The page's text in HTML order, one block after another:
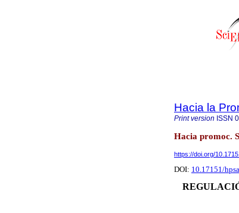
Hacia la
Print version ISSN
Hacia promoc.
https://doi.org/
DOI: 10.17151/